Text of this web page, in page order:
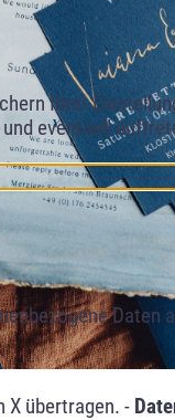
Ihrer
eventuell
Daten
X übertragen. -